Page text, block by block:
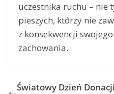
uczestnika ruchu – nie
pieszych, którzy nie
z konsekwencji
zachowania.
Światowy Dzień